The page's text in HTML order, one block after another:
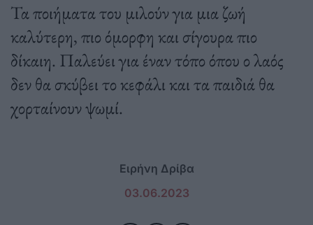
Τα ποιήματα του μιλούν για μια ζωή
καλύτερη, πιο όμορφη και σίγουρα πιο
δίκαιη. Παλεύει για έναν τόπο όπου ο λαός
δεν θα σκύβει το κεφάλι και τα παιδιά θα
χορταίνουν ψωμί.
Ειρήνη Δρίβα
03.06.2023